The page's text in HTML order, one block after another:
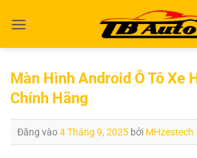
qua
Màn Hình Android Ô Tô Xe
Chính Hãng
Đăng vào4 Tháng 9, 2025 bởi MHzestech